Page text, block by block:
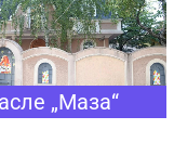
„Маза“